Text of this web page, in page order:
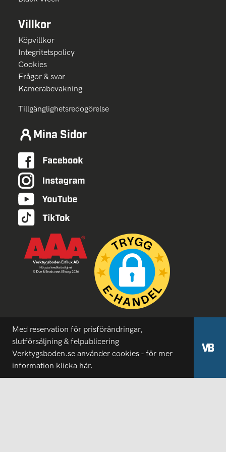
Villkor
Köpvillkor
Integritetspolicy
Cookies
Frågor & svar
Kamerabevakning
Tillgänglighetsredogörelse
Mina Sidor
Med reservation för prisförändringar,
slutförsäljning & felpublicering
Verktygsboden.se använder cookies - för mer
information klicka här.